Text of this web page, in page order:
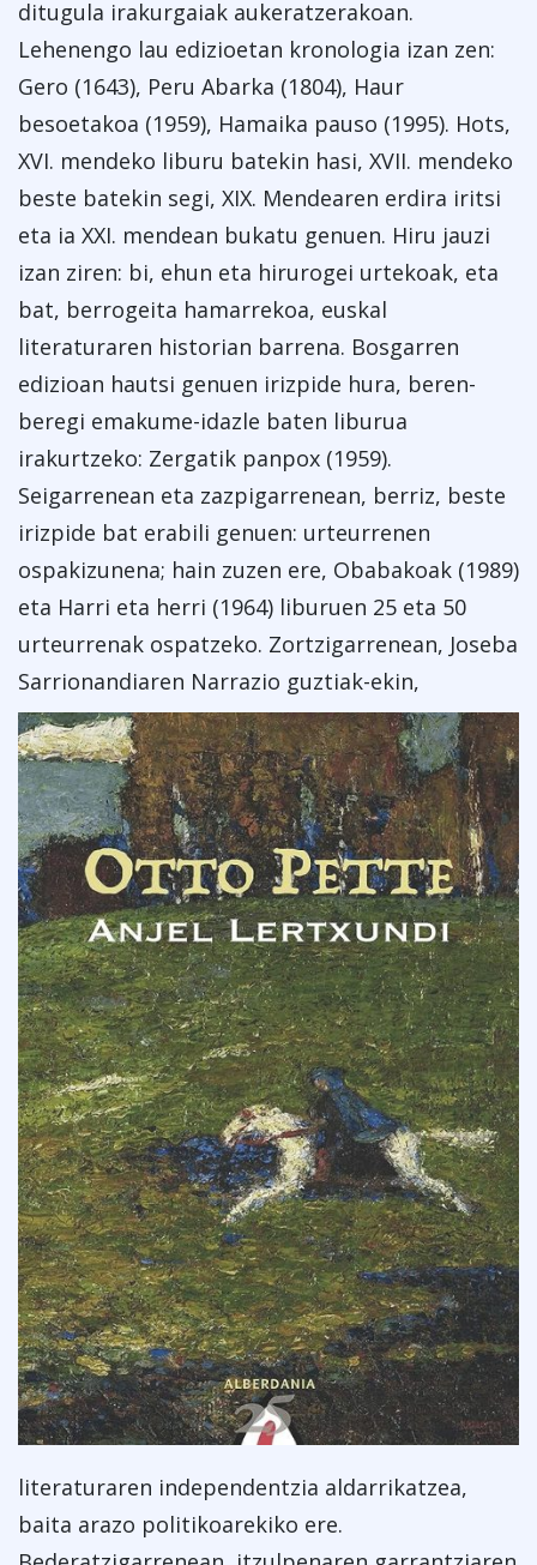
ditugula irakurgaiak aukeratzerakoan.
Lehenengo lau edizioetan kronologia izan zen:
Gero (1643), Peru Abarka (1804), Haur
besoetakoa (1959), Hamaika pauso (1995). Hots,
XVI. mendeko liburu batekin hasi, XVII. mendeko
beste batekin segi, XIX. Mendearen erdira iritsi
eta ia XXI. mendean bukatu genuen. Hiru jauzi
izan ziren: bi, ehun eta hirurogei urtekoak, eta
bat, berrogeita hamarrekoa, euskal
literaturaren historian barrena. Bosgarren
edizioan hautsi genuen irizpide hura, beren-
beregi emakume-idazle baten liburua
irakurtzeko: Zergatik panpox (1959).
Seigarrenean eta zazpigarrenean, berriz, beste
irizpide bat erabili genuen: urteurrenen
ospakizunena; hain zuzen ere, Obabakoak (1989)
eta Harri eta herri (1964) liburuen 25 eta 50
urteurrenak ospatzeko. Zortzigarrenean, Joseba
Sarrionandiaren Narrazio guztiak-ekin,
literaturaren independentzia aldarrikatzea,
baita arazo politikoarekiko ere.